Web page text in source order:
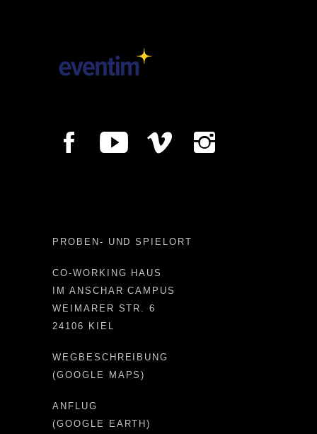
PROBEN- UND SPIELORT
CO-WORKING HAUS
IM ANSCHAR CAMPUS
WEIMARER STR. 6
24106 KIEL
WEGBESCHREIBUNG
(GOOGLE MAPS)
ANFLUG
(GOOGLE EARTH)